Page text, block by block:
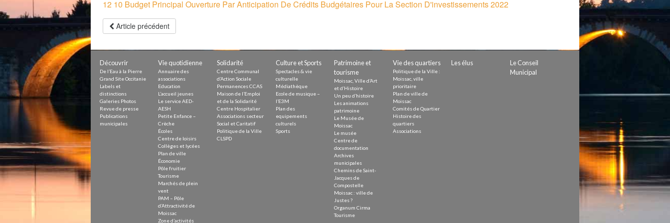
Petite Enfance – Crèche
Centre de loisirs
Collèges et lycées
Le service AED-AESH
Pôle fruitier
Tourisme
Marchés de plein vent
PAM – Pôle d’Attractivité de Moissac
Zones d’activités économiques
Animations du centre-ville
Annuaire des commerces
Démarchage
Urbanisme
Environnement développement durable
Déchets
Eau
Prévention des risques
Crues
12 10 Budget Principal Ouverture Par Anticipation De Crédits Budgétaires Pour La Section D'investissements 2022
Article précédent
Découvrir
De l’Eau à la Pierre
Grand Site Occitanie
Labels et
distinctions
Galeries Photos
Revue de presse
Publications
municipales
Vie quotidienne
Annuaire des
associations
Education
L’accueil jeunes
Le service AED-
AESH
Petite Enfance –
Crèche
Écoles
Centre de loisirs
Collèges et lycées
Plan de ville
Économie
Pôle fruitier
Tourisme
Marchés de plein
vent
PAM – Pôle
d’Attractivité de
Moissac
Zone d’activités
Solidarité
Centre Communal
d’Action Sociale
Permanences CCAS
Maison de l’Emploi
et de la Solidarité
Centre Hospitalier
Associations secteur
Social et Caritatif
Politique de la Ville
CLSPD
Culture et Sports
Spectacles & vie
culturelle
Médiathèque
Ecole de musique –
l’E3M
Plan des
equipements
culturels
Sports
Patrimoine et
tourisme
Moissac, Ville d’Art
et d’Histoire
Un peu d’histoire
Les animations
patrimoine
Le Musée de
Moissac
Le musée
Centre de
documentation
Archives
municipales
Chemins de Saint-
Jacques de
Compostelle
Moissac : ville de
Justes ?
Organum Cirma
Tourisme
Vie des quartiers
Politique de la Ville :
Moissac, ville
prioritaire
Plan de ville de
Moissac
Comités de Quartier
Histoire des
quartiers
Associations
Les élus
Le Conseil
Municipal